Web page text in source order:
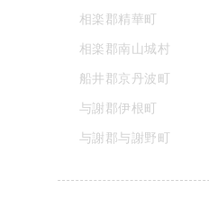
相楽郡精華町
相楽郡南山城村
船井郡京丹波町
与謝郡伊根町
与謝郡与謝野町